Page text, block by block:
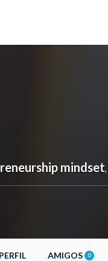
mindset,
PERFIL AMIGOS 0